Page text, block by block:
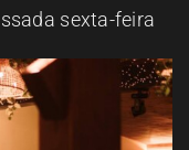
sexta-feira